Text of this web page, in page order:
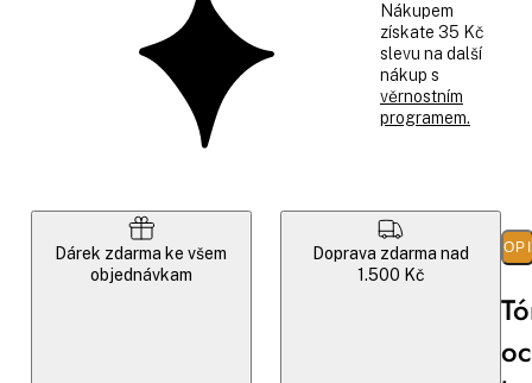
Nákupem
získate 35 Kč
slevu na další
nákup s
věrnostním
programem.
Dárek zdarma ke všem
objednávkam
Doprava zdarma nad
1.500 Kč